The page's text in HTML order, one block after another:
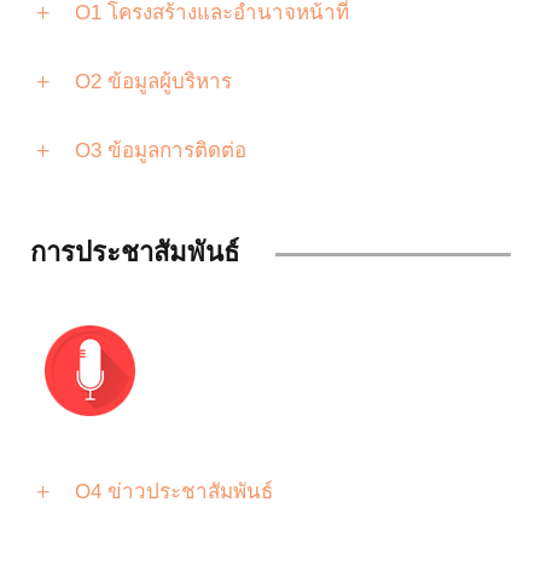
O1 โครงสร้างและอำนาจหน้าที่
O2 ข้อมูลผู้บริหาร
O3 ข้อมูลการติดต่อ
การประชาสัมพันธ์
O4 ข่าวประชาสัมพันธ์